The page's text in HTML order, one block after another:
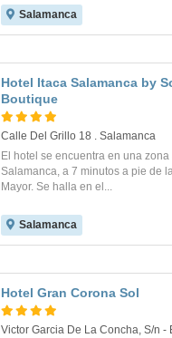
Salamanca
Hotel Itaca Salamanca by
Boutique
Calle Del Grillo 18 . Salamanca
El hotel se encuentra en una
Salamanca, a 7 minutos a pie de
Mayor. Se halla en el...
Salamanca
Hotel Gran Corona Sol